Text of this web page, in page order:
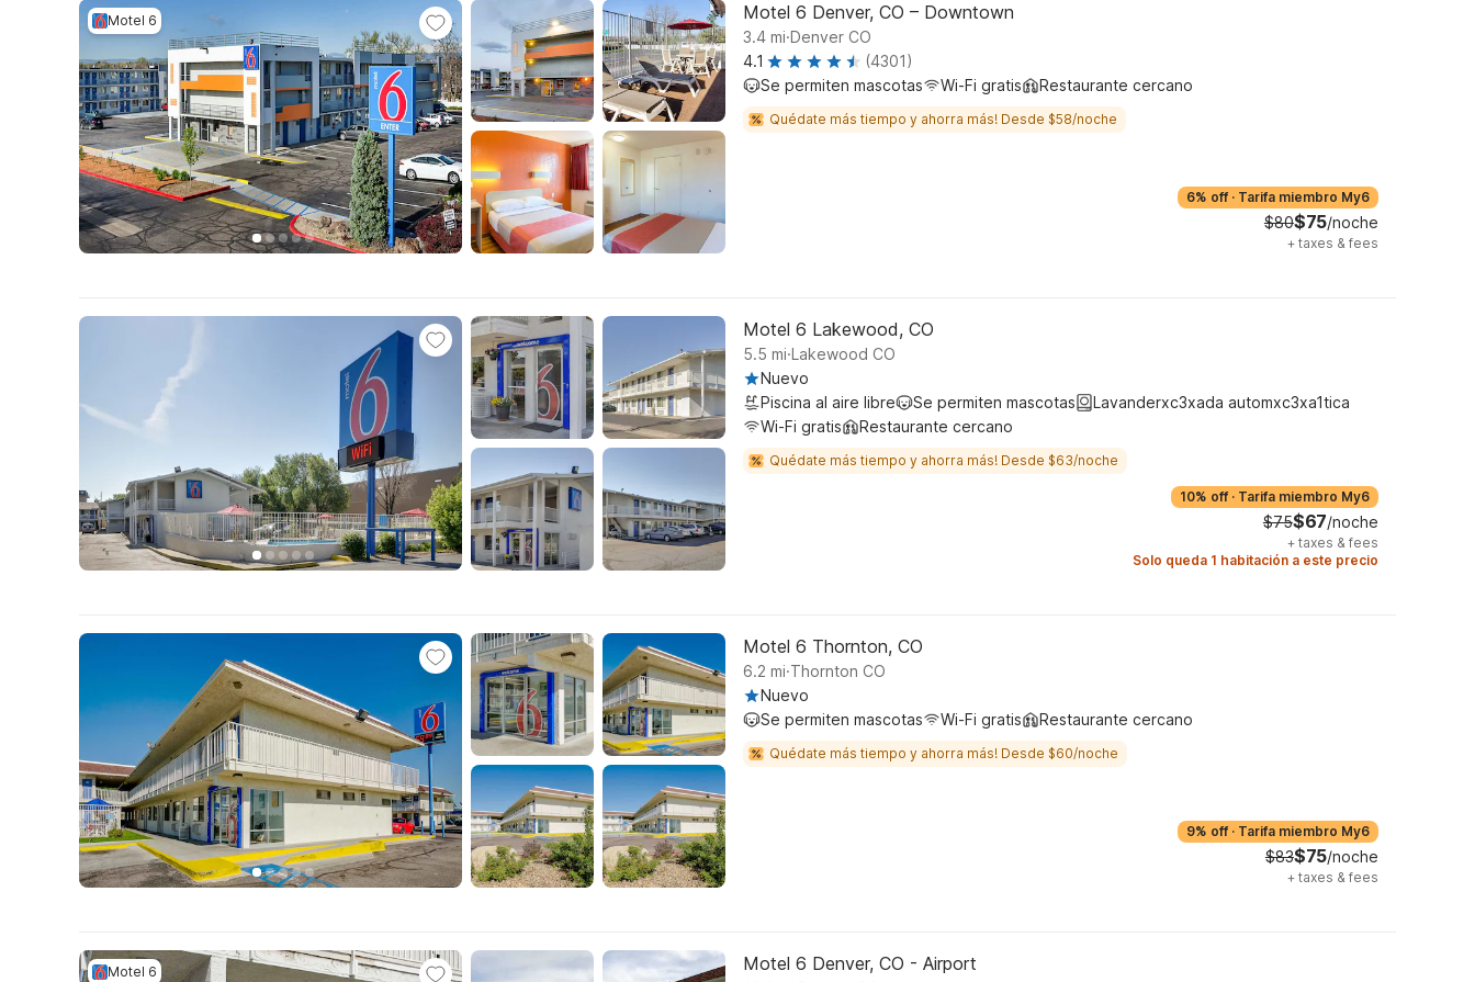
Motel 6 Motel 6 Denver, CO – Downtown
3.4 mi.Denver CO
4.1
(4301)
Se permiten mascotas
Wi-Fi gratis Restaurante cercano
Quédate más tiempo y ahorra más! Desde $58/noche
6% off · Tarifa miembro My6
$80$75/noche
+ taxes & fees
Motel 6 Lakewood, CO
5.5 mi.Lakewood CO
Nuevo
Piscina al aire libre
Se permiten mascotas
Lavanderxc3xada automxc3xa1tica
Wi-Fi gratis
Restaurante cercano
Quédate más tiempo y ahorra más! Desde $63/noche
10% off · Tarifa miembro My6
$75$67/noche
+ taxes & fees
Solo queda 1 habitación a este precio
Motel 6 Thornton, CO
6.2 mi.Thornton CO
Nuevo
Se permiten mascotas
Wi-Fi gratis Restaurante cercano
Quédate más tiempo y ahorra más! Desde $60/noche
9% off · Tarifa miembro My6
$83$75/noche
+ taxes & fees
Motel 6 Motel 6 Denver, CO - Airport